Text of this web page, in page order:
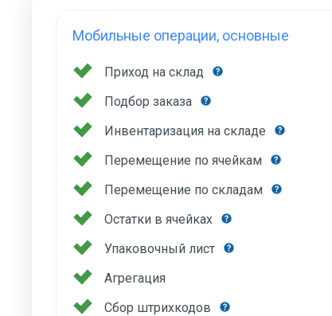
Мобильные операции, основные
Приход на склад
Подбор заказа
Инвентаризация на складе
Перемещение по ячейкам
Перемещение по складам
Остатки в ячейках
Упаковочный лист
Агрегация
Сбор штрихкодов